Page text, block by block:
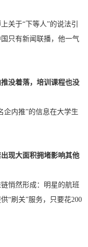
关于“下等人”的说法引
只有新闻联播，他一气
没着落，培训课程也没
企内推”的信息在大学生
现大面积拥堵影响其他
悄然形成：明星的航班
“刷关”服务，只要花200